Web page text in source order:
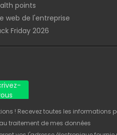
points
web de l'entreprise
Friday 2026
! Recevez toutes les informations
traitement de mes données